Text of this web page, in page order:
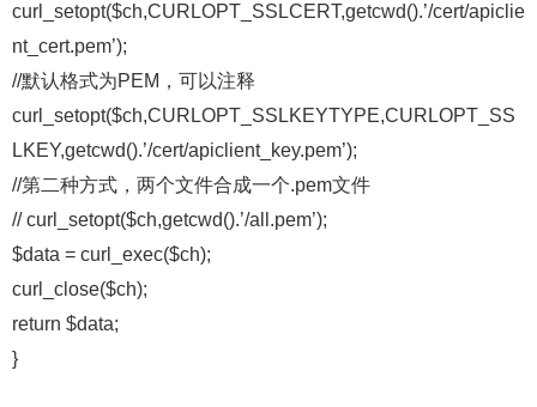
curl_setopt($ch,CURLOPT_SSLCERT,getcwd().’/cert/apiclie
nt_cert.pem’);
//默认格式为PEM，可以注释
curl_setopt($ch,CURLOPT_SSLKEYTYPE,CURLOPT_SS
LKEY,getcwd().’/cert/apiclient_key.pem’);
//第二种方式，两个文件合成一个.pem文件
// curl_setopt($ch,getcwd().’/all.pem’);
$data = curl_exec($ch);
curl_close($ch);
return $data;
}